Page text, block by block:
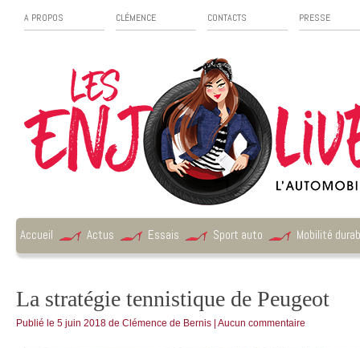
A PROPOS CLÉMENCE CONTACTS PRESSE
Accueil Actus Essais Sport auto Mobilité
La stratégie tennistique de Peugeot
Publié le 5 juin 2018 de Clémence de Bernis Aucun commentaire